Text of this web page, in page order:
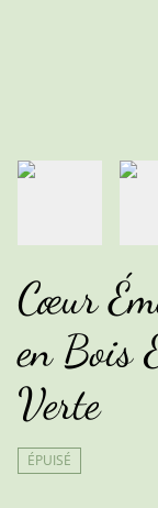
Cœur
en Bois
Verte
ÉPUISÉ